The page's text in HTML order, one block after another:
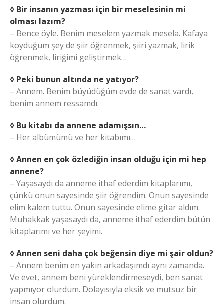
◊ Bir insanın yazması için bir meselesinin mi
olması lazım?
– Bence öyle. Benim meselem yazmak mesela. Kafaya
koyduğum şey de şiir öğrenmek, şiiri yazmak, lirik
öğrenmek, liriğimi geliştirmek…
◊ Peki bunun altında ne yatıyor?
– Annem. Benim büyüdüğüm evde de sanat vardı,
benim annem ressamdı.
◊ Bu kitabı da annene adamışsın…
– Her albümümü ve her kitabımı…
◊ Annen en çok özlediğin insan olduğu için mi hep
annene?
– Yaşasaydı da anneme ithaf ederdim kitaplarımı,
çünkü onun sayesinde şiir öğrendim. Onun sayesinde
elim kalem tuttu. Onun sayesinde elime gitar aldım.
Muhakkak yaşasaydı da, anneme ithaf ederdim bütün
kitaplarımı ve her şeyimi.
◊ Annen seni daha çok beğensin diye mi şair oldun?
– Annem benim en yakın arkadaşımdı aynı zamanda.
Ve evet, annem beni yüreklendirmeseydi, ben sanat
yapmıyor olurdum. Dolayısıyla eksik ve mutsuz bir
insan olurdum.